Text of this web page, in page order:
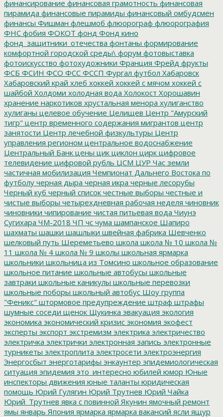
финансирование финансовая грамотность финансовая
пирамида финансовые пирамиды финансовый омбудсмен
финансы Фишман флешмоб флюорограф флюорография
ФНС фобия ФОКОТ фонд Фонд кино
фонд_защитники_отечества фонтаны формирование
комфортной городской среды\ форум фотовыставка
фотоискусство фотохудожники Франция Фрейд фрукты
ФСБ ФСИН ФСО ФСС ФССП Фургал футбол Хабаровск
Хабаровский край хлеб хоккей хоккей с мячом хоккей с
шайбой Холдоми холодная вода Холокост Хорошавин
хранение наркотиков хрустальная менора хулиганство
хулиганы целевое обучение Целищев Центр "Амурский
тигр" центр временного содержания мигрантов центр
занятости Центр лечебной физкультуры Центр
управления регионом центральное водоснабжение
Центральный Банк цены цик циклон цирк цифровое
телевидение цифровой рубль ЦСМ ЦУР Час земли
частичная мобилизация Чемпионат Дальнего Востока по
футболу черная дыра черная икра черные лесорубы
Черный куб черный список честные выборы честные и
чистые выборы четырехдневная рабочая неделя чиновник
чиновники чипирование чистая питьевая вода Чиунэ
Сугихара ЧМ-2018 ЧП чс чума шампанское Шапиро
шахматы шашки шашлыки швейная фабрика Шевченко
шелковый путь Шереметьево школа школа № 10 школа №
11 школа № 4 школа № 9 школы школьная ярмарка
школьники школьница из Томсино школьное образование
школьное питание школьные автобусы школьные
завтраки школьные каникулы школьные перевозки
школьные поборы школьный автобус Шоу группа
"Феникс" штормовое предупреждение штраф штрафы
шумные соседи щенок Щукинка эвакуация экология
экономика экономический кризис экономия экофест
эксперты экспорт экстремизм электрика электричество
электричка электрички электронная запись электронные
турникеты электроплита электросети электроэнергия
Энергосбыт энерготарифы энкаунтер эпидемиологическая
ситуация эпидемия это_интересно юбилей юмор Юные
инспекторы движения юные таланты юридическая
помощь Юрий Гулягин Юрий Трутнев Юрий Чайка
Юрий_Трутнев явка с повинной Якунин ямочный ремонт
ямы январь Япония ярмарка ярмарка вакансий ясли ящур